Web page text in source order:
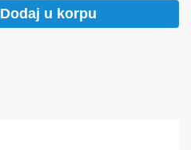
Dodaj u korpu